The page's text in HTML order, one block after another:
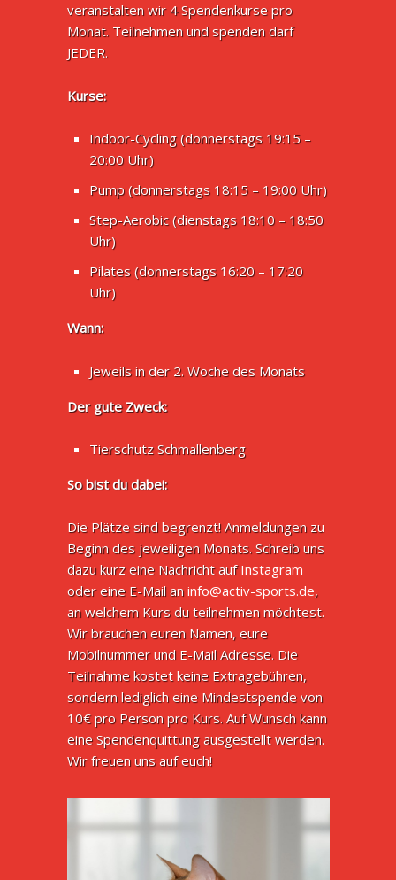
veranstalten wir 4 Spendenkurse pro
Monat. Teilnehmen und spenden darf
JEDER.
Kurse:
Indoor-Cycling (donnerstags 19:15 –
20:00 Uhr)
Pump (donnerstags 18:15 – 19:00 Uhr)
Step-Aerobic (dienstags 18:10 – 18:50
Uhr)
Pilates (donnerstags 16:20 – 17:20
Uhr)
Wann:
Jeweils in der 2. Woche des Monats
Der gute Zweck:
Tierschutz Schmallenberg
So bist du dabei:
Die Plätze sind begrenzt! Anmeldungen zu
Beginn des jeweiligen Monats. Schreib uns
dazu kurz eine Nachricht aufInstagram
oder eine E-Mail aninfo@activ-sports.de,
an welchem Kurs du teilnehmen möchtest.
Wir brauchen euren Namen, eure
Mobilnummer und E-Mail Adresse. Die
Teilnahme kostet keine Extragebühren,
sondern lediglich eine Mindestspende von
10€ pro Person pro Kurs. Auf Wunsch kann
eine Spendenquittung ausgestellt werden.
Wir freuen uns auf euch!